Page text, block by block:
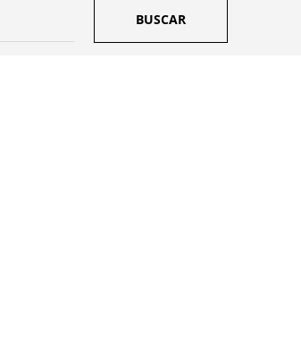
BUSCAR